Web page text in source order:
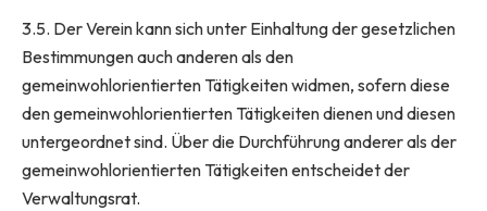
3.5. Der Verein kann sich unter Einhaltung der gesetzlichen
Bestimmungen auch anderen als den
gemeinwohlorientierten Tätigkeiten widmen, sofern diese
den gemeinwohlorientierten Tätigkeiten dienen und diesen
untergeordnet sind. Über die Durchführung anderer als der
gemeinwohlorientierten Tätigkeiten entscheidet der
Verwaltungsrat.